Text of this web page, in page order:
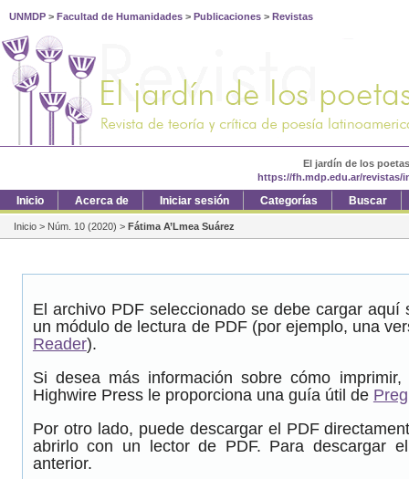
UNMDP > Facultad de Humanidades > Publicaciones > Revistas
El jardín de los
https://fh.mdp.edu.ar/revistas/
Inicio Acerca de Iniciar sesión Categorías Buscar
Inicio > Núm. 10 (2020) > Fátima A’Lmea Suárez
El archivo PDF seleccionado se debe cargar
un módulo de lectura de PDF (por ejemplo, una
Reader).
Si desea más información sobre cómo
Highwire Press le proporciona una guía útil de
Por otro lado, puede descargar el PDF
abrirlo con un lector de PDF. Para descargar
anterior.